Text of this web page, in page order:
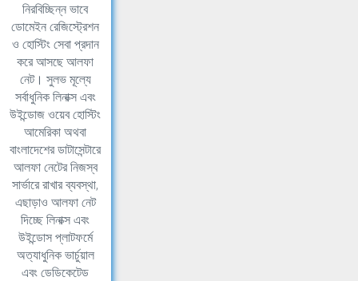
নিরবিচ্ছিন্ন ভাবে
ডোমেইন রেজিস্ট্রেশন
ও হোস্টিং সেবা প্রদান
করে আসছে আলফা
নেট। সুলভ মূল্যে
সর্বাধুনিক লিনাক্স এবং
উইন্ডোজ ওয়েব হোস্টিং
আমেরিকা অথবা
বাংলাদেশের ডাটাসেন্টারে
আলফা নেটের নিজস্ব
সার্ভারে রাখার ব্যবস্থা,
এছাড়াও আলফা নেট
দিচ্ছে লিনাক্স এবং
উইন্ডোস প্লাটফর্মে
অত্যাধুনিক ভার্চুয়াল
এবং ডেডিকেটেড